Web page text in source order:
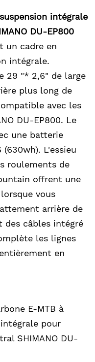
intégrale
DU-EP800
un cadre en
intégrale.
29 "* 2,6" de large
plus long de
avec les
DU-EP800. Le
une batterie
(630wh). L'essieu
roulements de
offrent une
vous
arrière de
des câbles intégré
les lignes
en
E-MTB à
pour
SHIMANO DU-